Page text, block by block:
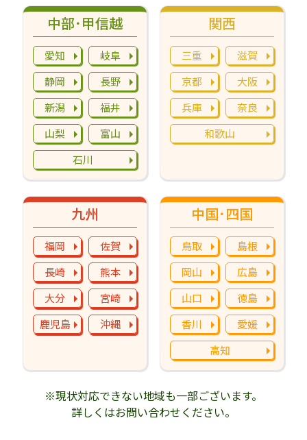
九州
福岡
佐賀
長崎
熊本
大分
宮崎
鹿児島
沖縄
中国･四国
鳥取
島根
岡山
広島
山口
徳島
香川
愛媛
高知
中部･甲信越
愛知
岐阜
静岡
長野
新潟
福井
山梨
富山
石川
関西
三重
滋賀
京都
大阪
兵庫
奈良
和歌山
※現状対応できない地域も一部ございます。
詳しくはお問い合わせください。